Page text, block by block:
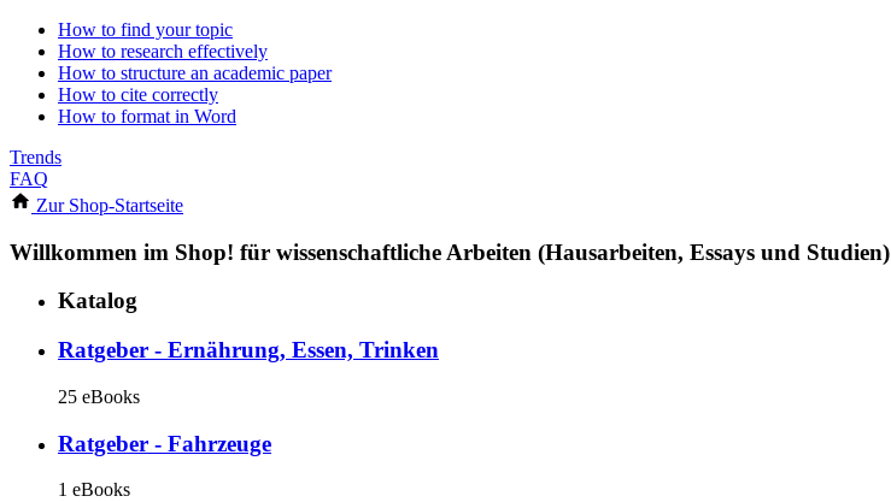
How to find your topic
How to research effectively
How to structure an academic paper
How to cite correctly
How to format in Word
Trends
FAQ
Zur Shop-Startseite
Willkommen im Shop! für wissenschaftliche Arbeiten (Hausarbeiten, Essays und Studien)
Katalog
Ratgeber - Ernährung, Essen, Trinken
25 eBooks
Ratgeber - Fahrzeuge
1 eBooks